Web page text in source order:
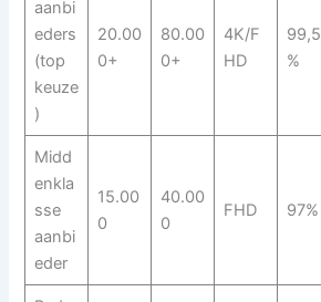
aanbi
eders
(top
keuze
)
20.00
0+
80.00
0+
4K/F
HD
99,5
%
Midd
enkla
sse
aanbi
eder
15.00
0
40.00
0
FHD 97%